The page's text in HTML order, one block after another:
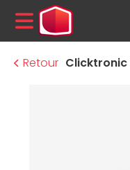
MENU
Retour